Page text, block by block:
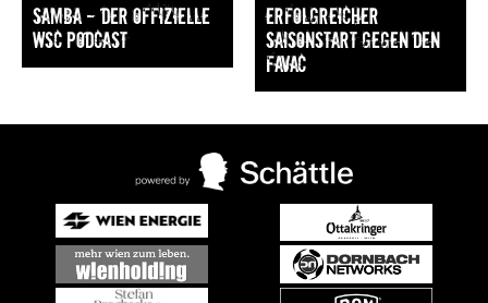
Samba — Der offizielle
WSC Podcast
Erfolgreicher
Saisonstart gegen den
FavAC